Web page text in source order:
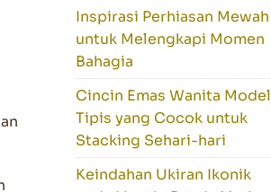
Inspirasi Perhiasan Mewah
untuk Melengkapi Momen
Bahagia
Cincin Emas Wanita Model
Tipis yang Cocok untuk
Stacking Sehari-hari
Keindahan Ukiran Ikonik